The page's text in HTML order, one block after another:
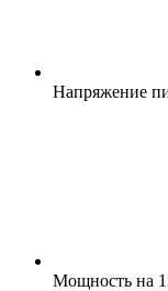
Напряжение
Мощность на